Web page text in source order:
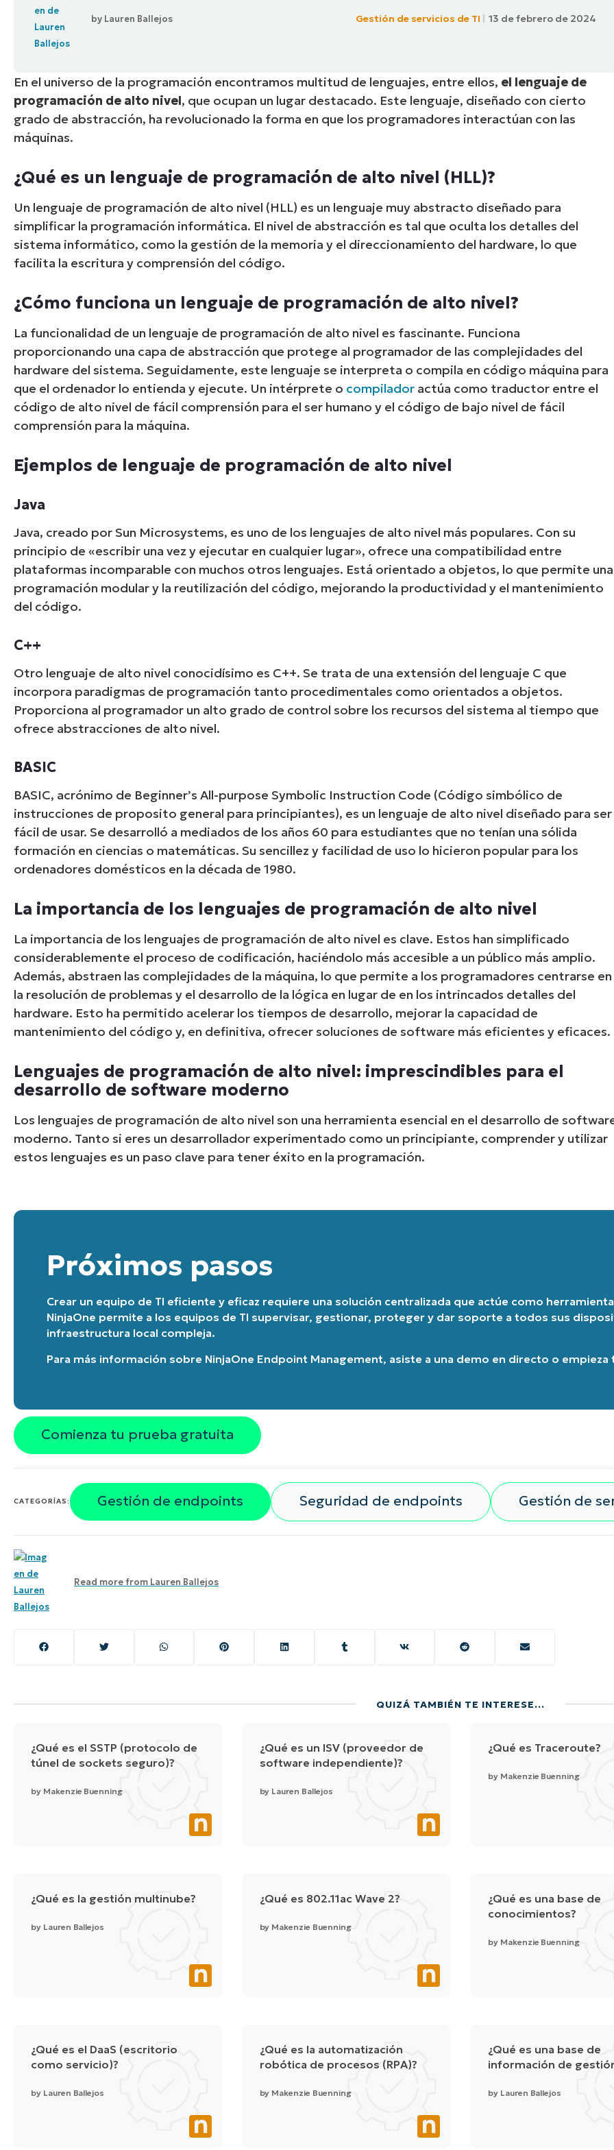
CONTACTO DE VENTAS MIRA UNA DEMO
by Lauren Ballejos Gestión de servicios de TI 13 de febrero de 2024
En el universo de la programación encontramos multitud de lenguajes, entre ellos, el lenguaje de
programación de alto nivel, que ocupan un lugar destacado. Este lenguaje, diseñado con cierto
grado de abstracción, ha revolucionado la forma en que los programadores interactúan con las
máquinas.
¿Qué es un lenguaje de programación de alto nivel (HLL)?
Un lenguaje de programación de alto nivel (HLL) es un lenguaje muy abstracto diseñado para
simplificar la programación informática. El nivel de abstracción es tal que oculta los detalles del
sistema informático, como la gestión de la memoria y el direccionamiento del hardware, lo que
facilita la escritura y comprensión del código.
¿Cómo funciona un lenguaje de programación de alto nivel?
La funcionalidad de un lenguaje de programación de alto nivel es fascinante. Funciona
proporcionando una capa de abstracción que protege al programador de las complejidades del
hardware del sistema. Seguidamente, este lenguaje se interpreta o compila en código máquina para
que el ordenador lo entienda y ejecute. Un intérprete o compilador actúa como traductor entre el
código de alto nivel de fácil comprensión para el ser humano y el código de bajo nivel de fácil
comprensión para la máquina.
Ejemplos de lenguaje de programación de alto nivel
Java
Java, creado por Sun Microsystems, es uno de los lenguajes de alto nivel más populares. Con su
principio de «escribir una vez y ejecutar en cualquier lugar», ofrece una compatibilidad entre
plataformas incomparable con muchos otros lenguajes. Está orientado a objetos, lo que permite una
programación modular y la reutilización del código, mejorando la productividad y el mantenimiento
del código.
C++
Otro lenguaje de alto nivel conocidísimo es C++. Se trata de una extensión del lenguaje C que
incorpora paradigmas de programación tanto procedimentales como orientados a objetos.
Proporciona al programador un alto grado de control sobre los recursos del sistema al tiempo que
ofrece abstracciones de alto nivel.
BASIC
BASIC, acrónimo de Beginner’s All-purpose Symbolic Instruction Code (Código simbólico de
instrucciones de proposito general para principiantes), es un lenguaje de alto nivel diseñado para ser
fácil de usar. Se desarrolló a mediados de los años 60 para estudiantes que no tenían una sólida
formación en ciencias o matemáticas. Su sencillez y facilidad de uso lo hicieron popular para los
ordenadores domésticos en la década de 1980.
La importancia de los lenguajes de programación de alto nivel
La importancia de los lenguajes de programación de alto nivel es clave. Estos han simplificado
considerablemente el proceso de codificación, haciéndolo más accesible a un público más amplio.
Además, abstraen las complejidades de la máquina, lo que permite a los programadores centrarse en
la resolución de problemas y el desarrollo de la lógica en lugar de en los intrincados detalles del
hardware. Esto ha permitido acelerar los tiempos de desarrollo, mejorar la capacidad de
mantenimiento del código y, en definitiva, ofrecer soluciones de software más eficientes y eficaces.
Lenguajes de programación de alto nivel: imprescindibles para el
desarrollo de software moderno
Los lenguajes de programación de alto nivel son una herramienta esencial en el desarrollo de
moderno. Tanto si eres un desarrollador experimentado como un principiante, comprender y utilizar
estos lenguajes es un paso clave para tener éxito en la programación.
Próximos pasos
Crear un equipo de TI eficiente y eficaz requiere una solución centralizada que actúe como
NinjaOne permite a los equipos de TI supervisar, gestionar, proteger y dar soporte a todos sus
infraestructura local compleja.
Para más información sobre NinjaOne Endpoint Management, asiste a una demo en directo o empieza
Comienza tu prueba gratuita
CATEGORÍAS: Gestión de endpoints Seguridad de endpoints Gestión de
Read more from Lauren Ballejos
QUIZÁ TAMBIÉN TE INTERESE...
¿Qué es el SSTP (protocolo de
túnel de sockets seguro)?
by Makenzie Buenning
¿Qué es un ISV (proveedor de
software independiente)?
by Lauren Ballejos
¿Qué es Traceroute?
by Makenzie Buenning
¿Qué es la gestión multinube?
by Lauren Ballejos
¿Qué es 802.11ac Wave 2?
by Makenzie Buenning
¿Qué es una base de
conocimientos?
by Makenzie Buenning
¿Qué es el DaaS (escritorio
como servicio)?
by Lauren Ballejos
¿Qué es la automatización
robótica de procesos (RPA)?
by Makenzie Buenning
¿Qué es una base de
información de
by Lauren Ballejos
First
and
last
Phone
Company
name*